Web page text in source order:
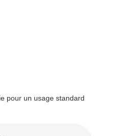
pour un usage standard